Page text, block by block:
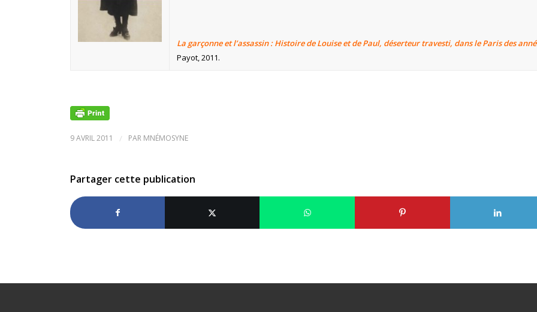
La garçonne et l’assassin : Histoire de Louise et de Paul, déserteur travesti, dans le Paris des
Payot, 2011.
9 AVRIL 2011 / PAR MNÉMOSYNE
Partager cette publication